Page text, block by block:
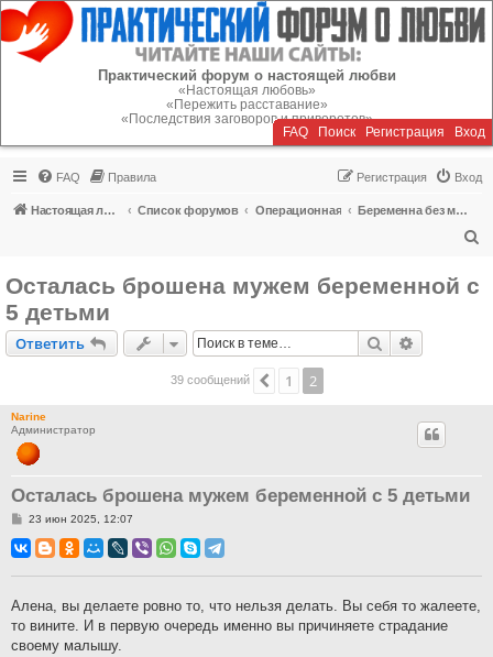
Регистрация
Практический форум о настоящей любви
«Настоящая любовь»
«Пережить расставание»
«Последствия заговоров и приворотов»
FAQ Поиск Регистрация Вход
FAQ Правила Вход
Регистрация
Настоящая любовь Список форумов Операционная
Беременна без мужа
Осталась брошена мужем беременной с
5 детьми
Ответить
Ответить Поиск
39 сообщений Пред.
1 2
Narine
Администратор
Осталась брошена мужем беременной с 5 детьми
С
о
б
и
е
23 июн 2025, 12:07
Алена, вы делаете ровно то, что нельзя делать. Вы себя то жалеете,
то вините. И в первую очередь именно вы причиняете страдание
своему малышу.